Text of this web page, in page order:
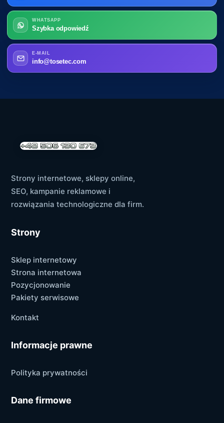
WHATSAPP
Szybka odpowiedź
E-MAIL
info@tosetec.com
Strony internetowe, sklepy online,
SEO, kampanie reklamowe i
rozwiązania technologiczne dla firm.
Strony
Sklep internetowy
Strona internetowa
Pozycjonowanie
Pakiety serwisowe
Kontakt
Informacje prawne
Polityka prywatności
Dane firmowe